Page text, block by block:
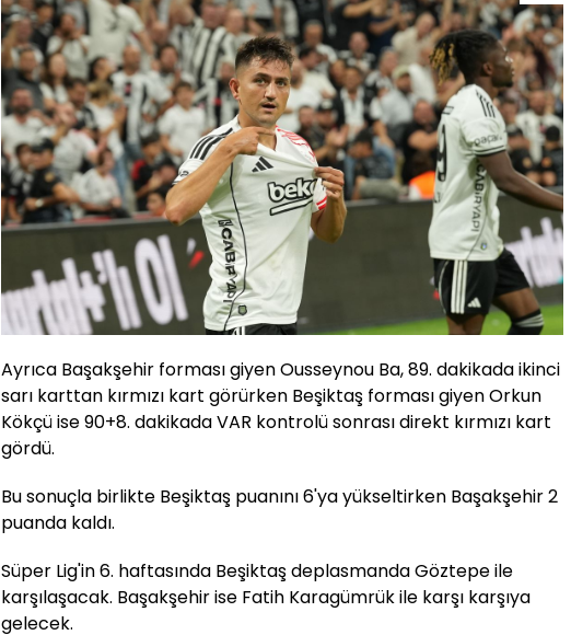
Ayrıca Başakşehir forması giyen Ousseynou Ba, 89. dakikada ikinci
sarı karttan kırmızı kart görürken Beşiktaş forması giyen Orkun
Kökçü ise 90+8. dakikada VAR kontrolü sonrası direkt kırmızı kart
gördü.
Bu sonuçla birlikte Beşiktaş puanını 6'ya yükseltirken Başakşehir 2
puanda kaldı.
Süper Lig'in 6. haftasında Beşiktaş deplasmanda Göztepe ile
karşılaşacak. Başakşehir ise Fatih Karagümrük ile karşı karşıya
gelecek.